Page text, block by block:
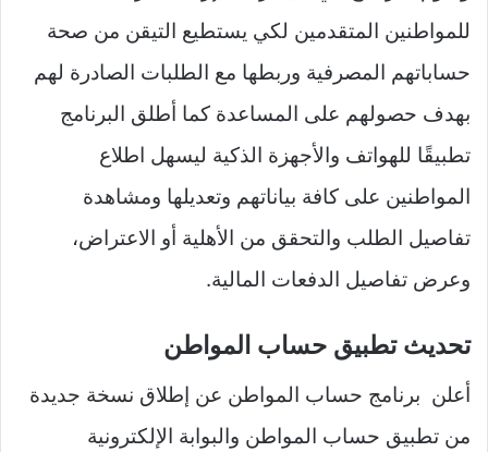
للمواطنين المتقدمين لكي يستطيع التيقن من صحة
حساباتهم المصرفية وربطها مع الطلبات الصادرة لهم
بهدف حصولهم على المساعدة كما أطلق البرنامج
تطبيقًا للهواتف والأجهزة الذكية ليسهل اطلاع
المواطنين على كافة بياناتهم وتعديلها ومشاهدة
تفاصيل الطلب والتحقق من الأهلية أو الاعتراض،
وعرض تفاصيل الدفعات المالية.
تحديث تطبيق حساب المواطن
أعلن برنامج حساب المواطن عن إطلاق نسخة جديدة
من تطبيق حساب المواطن والبوابة الإلكترونية